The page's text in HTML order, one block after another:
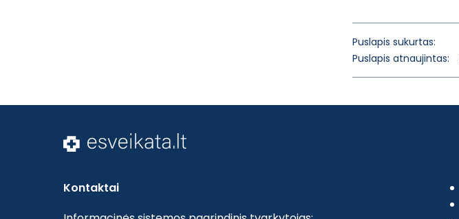
Puslapis sukurtas:
Puslapis atnaujintas:
Kontaktai